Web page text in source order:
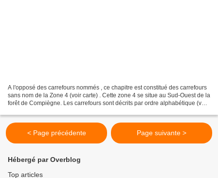
A l'opposé des carrefours nommés , ce chapitre est constitué des carrefours
sans nom de la Zone 4 (voir carte) . Cette zone 4 se situe au Sud-Ouest de la
forêt de Compiègne. Les carrefours sont décrits par ordre alphabétique (voir
< Page précédente Page suivante >
Hébergé par Overblog
Top articles